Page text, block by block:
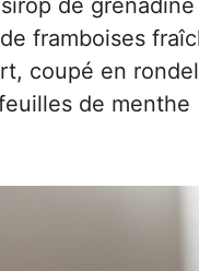
framboises
coupé en
de menthe